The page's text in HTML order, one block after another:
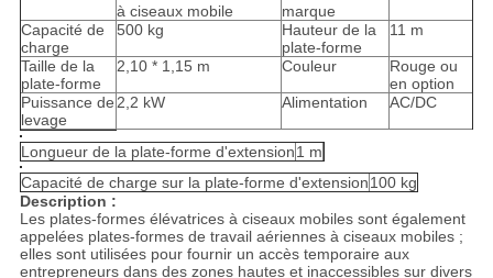
à ciseaux mobile
marque
Capacité de
charge
500 kg
Hauteur de la
plate-forme
11 m
Taille de la
plate-forme
2,10 * 1,15 m Couleur
Rouge ou
en option
Puissance de
levage
2,2 kW Alimentation AC/DC
Longueur de la plate-forme d'extension1 m
Capacité de charge sur la plate-forme d'extension100 kg
Description :
Les plates-formes élévatrices à ciseaux mobiles sont également
appelées plates-formes de travail aériennes à ciseaux mobiles ;
elles sont utilisées pour fournir un accès temporaire aux
entrepreneurs dans des zones hautes et inaccessibles sur divers